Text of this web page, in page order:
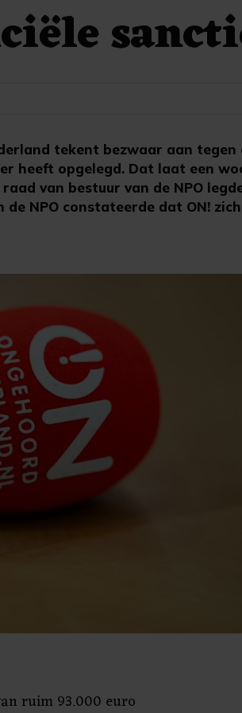
tekent bezwaar aan
heeft opgelegd. Dat laat een
van bestuur van de NPO
NPO constateerde dat ON!
ruim 93.000 euro